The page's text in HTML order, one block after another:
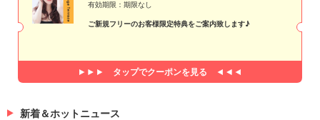
有効期限：期限なし
ご新規フリーのお客様限定特典をご案内致します♪
タップでクーポンを見る
新着＆ホットニュース